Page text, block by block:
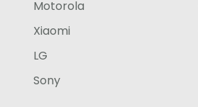
Motorola
Xiaomi
LG
Sony